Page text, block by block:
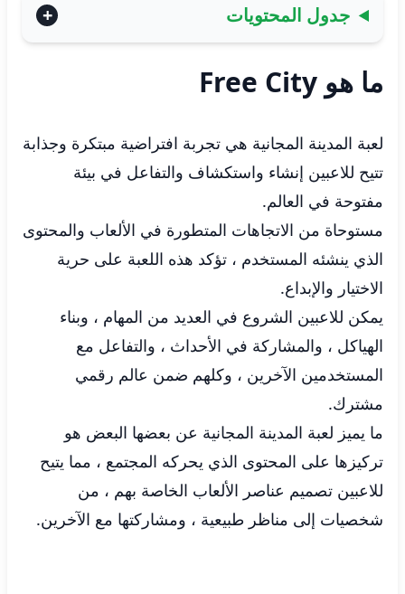
جدول المحتويات
ما هو Free City
لعبة المدينة المجانية هي تجربة افتراضية مبتكرة وجذابة
تتيح للاعبين إنشاء واستكشاف والتفاعل في بيئة
مفتوحة في العالم.
مستوحاة من الاتجاهات المتطورة في الألعاب والمحتوى
الذي ينشئه المستخدم ، تؤكد هذه اللعبة على حرية
الاختيار والإبداع.
يمكن للاعبين الشروع في العديد من المهام ، وبناء
الهياكل ، والمشاركة في الأحداث ، والتفاعل مع
المستخدمين الآخرين ، وكلهم ضمن عالم رقمي
مشترك.
ما يميز لعبة المدينة المجانية عن بعضها البعض هو
تركيزها على المحتوى الذي يحركه المجتمع ، مما يتيح
للاعبين تصميم عناصر الألعاب الخاصة بهم ، من
شخصيات إلى مناظر طبيعية ، ومشاركتها مع الآخرين.